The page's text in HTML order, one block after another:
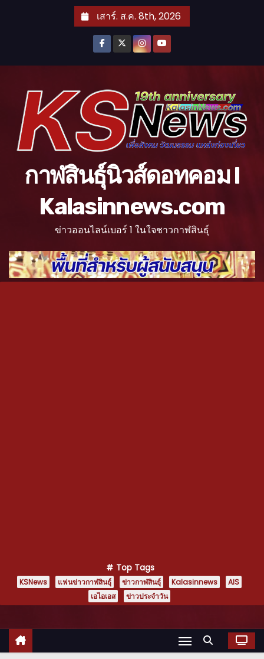
เสาร์. ส.ค. 8th, 2026
กาฬสินธุ์นิวส์ดอทคอม l
Kalasinnews.com
ข่าวออนไลน์เบอร์ 1 ในใจชาวกาฬสินธุ์
Top Tags
KSNews แฟนข่าวกาฬสินธุ์ ข่าวกาฬสินธุ์ Kalasinnews
AIS
เอไอเอส
ข่าวประจำวัน